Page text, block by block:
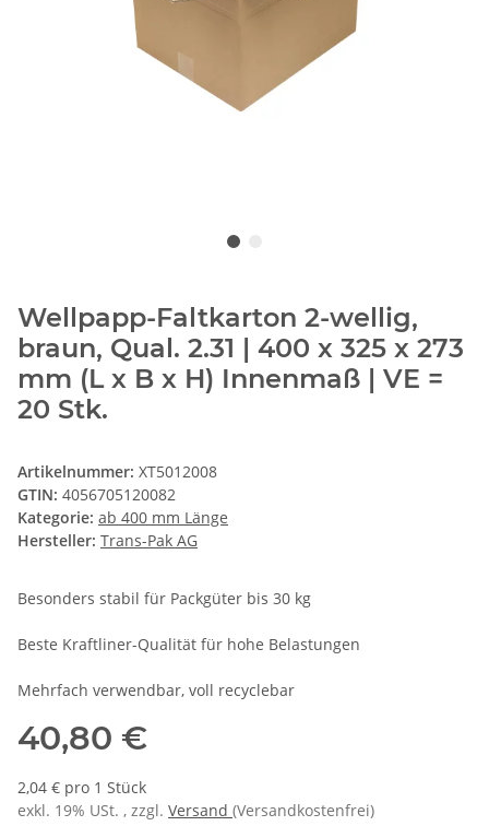
Wellpapp-Faltkarton 2-wellig,
braun, Qual. 2.31 | 400 x 325 x 273
mm (L x B x H) Innenmaß | VE =
20 Stk.
Artikelnummer: XT5012008
GTIN: 4056705120082
Kategorie: ab 400 mm Länge
Hersteller: Trans-Pak AG
Besonders stabil für Packgüter bis 30 kg
Beste Kraftliner-Qualität für hohe Belastungen
Mehrfach verwendbar, voll recyclebar
40,80 €
2,04 € pro 1 Stück
exkl. 19% USt. , zzgl. Versand (Versandkostenfrei)